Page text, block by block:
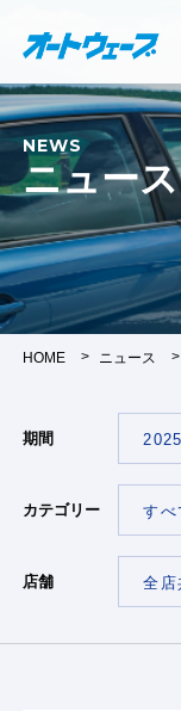
NEWS
ニュース
HOME ニュース
期間
カテゴリー
店舗